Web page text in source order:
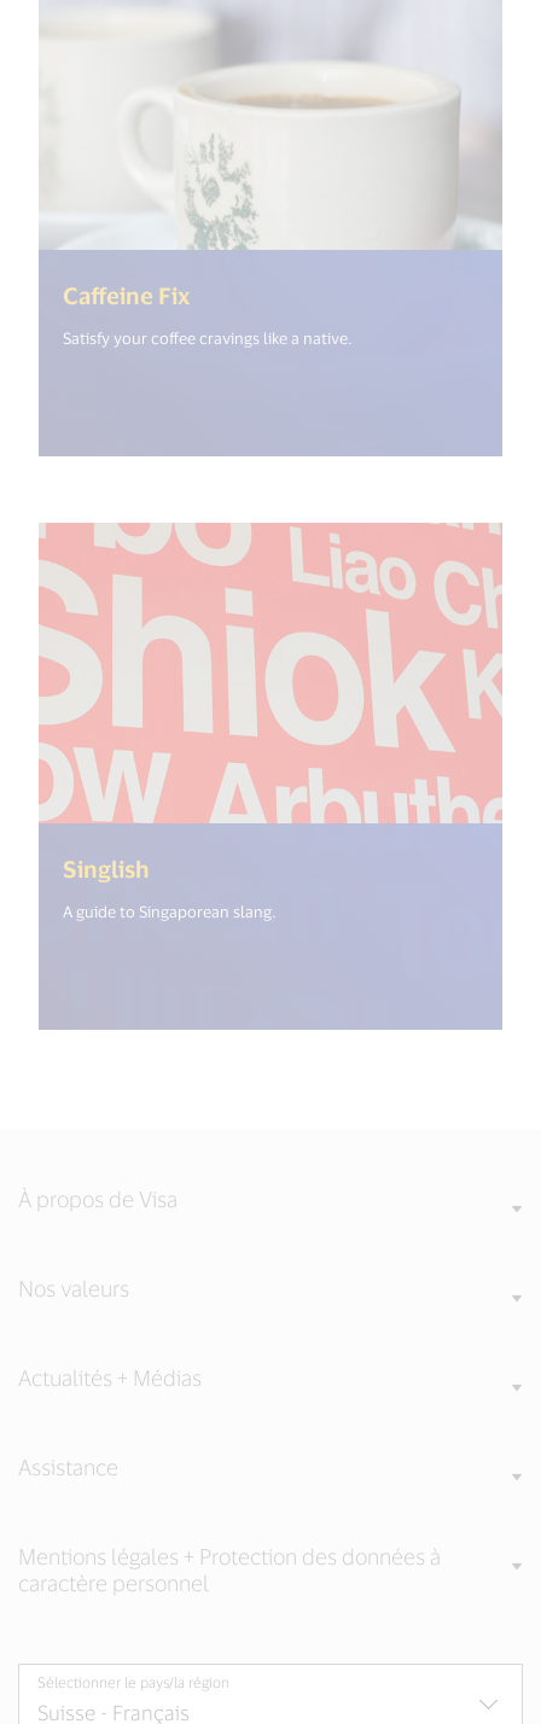
Caffeine Fix(<%=
Satisfy your coffee cravings like a native.
Singlish
A guide to Singaporean slang.
À propos de Visa
Nos valeurs
Actualités + Médias
Assistance
Mentions légales + Protection des données à
caractère personnel
Sélectionner le pays/la région